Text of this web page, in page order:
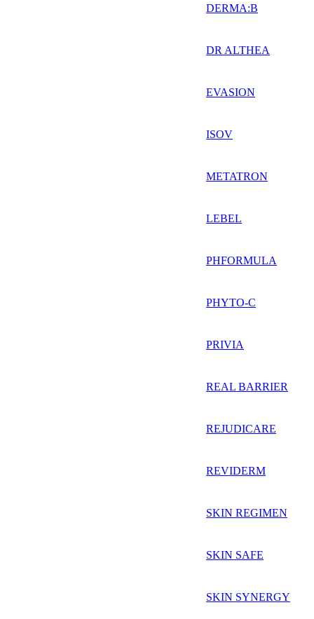
DERMA:B
DR ALTHEA
EVASION
ISOV
METATRON
LEBEL
PHFORMULA
PHYTO-C
PRIVIA
REAL BARRIER
REJUDICARE
REVIDERM
SKIN REGIMEN
SKIN SAFE
SKIN SYNERGY